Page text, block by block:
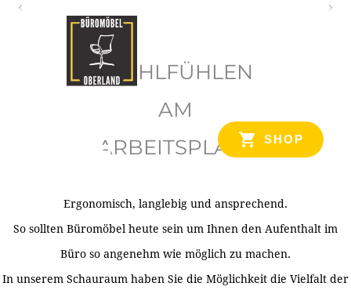
SHOP
WOHLFÜHLEN
AM
ARBEITSPLATZ
Ergonomisch, langlebig und ansprechend.
So sollten Büromöbel heute sein um Ihnen den Aufenthalt im
Büro so angenehm wie möglich zu machen.
In unserem Schauraum haben Sie die Möglichkeit die Vielfalt der